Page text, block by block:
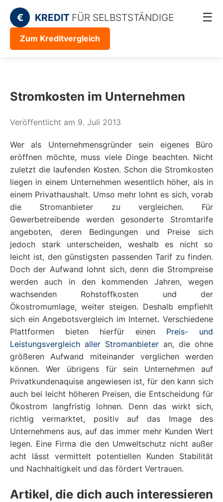
€ KREDIT FÜR SELBSTSTÄNDIGE ☰
Zum Kreditvergleich
Stromkosten im Unternehmen
Veröffentlicht am 9. Juli 2013
Wer als Unternehmensgründer sein eigenes Büro
eröffnen möchte, muss viele Dinge beachten. Nicht
zuletzt die laufenden Kosten. Schon die Stromkosten
liegen in einem Unternehmen wesentlich höher, als in
einem Privathaushalt. Umso mehr lohnt es sich, vorab
die Stromanbieter zu vergleichen. Für
Gewerbetreibende werden gesonderte Stromtarife
angeboten, deren Bedingungen und Preise sich
jedoch stark unterscheiden, weshalb es nicht so
leicht ist, den günstigsten passenden Tarif zu finden.
Doch der Aufwand lohnt sich, denn die Strompreise
werden auch in den kommenden Jahren, wegen
wachsenden Rohstoffkosten und der
Ökostromumlage, weiter steigen. Deshalb empfiehlt
sich ein Angebotsvergleich im Internet. Verschiedene
Plattformen bieten hierfür einen Preis- und
Leistungsvergleich aller Stromanbieter an, die ohne
größeren Aufwand miteinander verglichen werden
können. Wer übrigens für sein Unternehmen auf
Privatkundenaquise angewiesen ist, für den kann sich
auch bei leicht höheren Preisen, die Entscheidung für
Ökostrom langfristig lohnen. Denn das wirkt sich,
richtig vermarktet, positiv auf das Image des
Unternehmens aus, auf das immer mehr Kunden Wert
legen. Eine Firma die den Umweltschutz nicht außer
acht lässt vermittelt potentiellen Kunden Stabilität
und Nachhaltigkeit und das fördert Vertrauen.
Artikel, die dich auch interessieren